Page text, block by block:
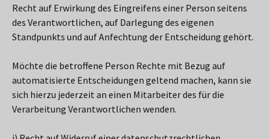
Recht auf Erwirkung des Eingreifens einer Person seitens
des Verantwortlichen, auf Darlegung des eigenen
Standpunkts und auf Anfechtung der Entscheidung gehört.
Möchte die betroffene Person Rechte mit Bezug auf
automatisierte Entscheidungen geltend machen, kann sie
sich hierzu jederzeit an einen Mitarbeiter des für die
Verarbeitung Verantwortlichen wenden.